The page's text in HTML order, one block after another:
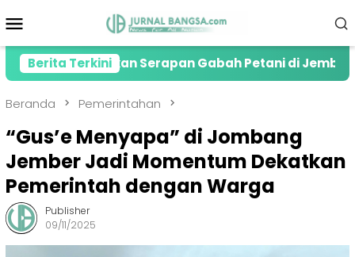
ke
Mobile
Berita Terkini
Lonjakan Serapan Gabah Petani di Jember
Beranda Pemerintahan
“Gus’e Menyapa” di Jombang
Jember Jadi Momentum Dekatkan
Pemerintah dengan Warga
Publisher
09/11/2025